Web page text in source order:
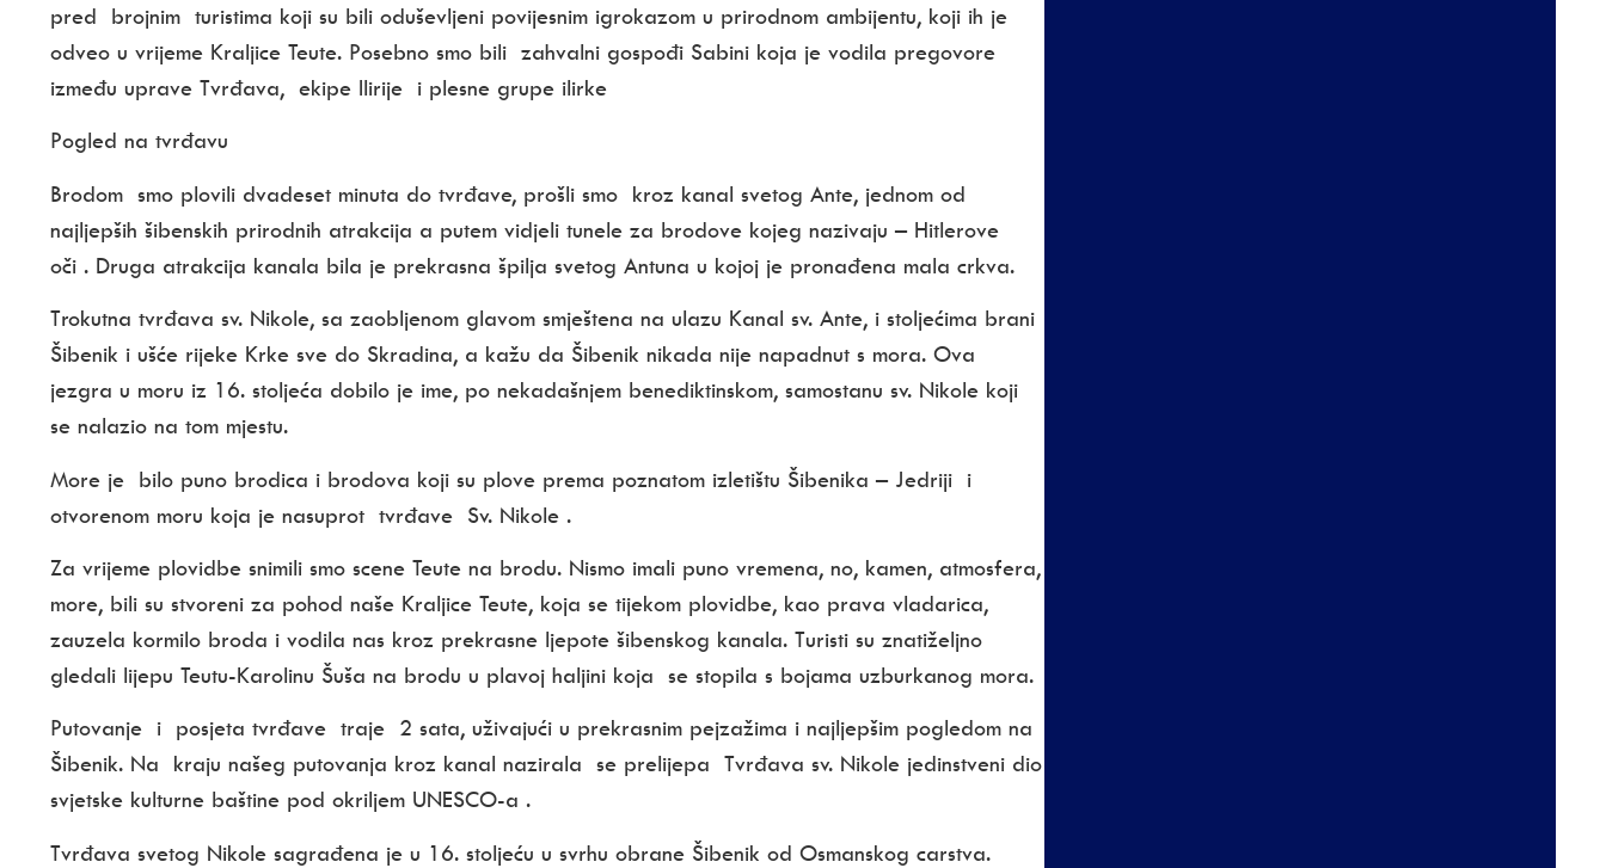
pred brojnim turistima koji su bili oduševljeni povijesnim igrokazom u prirodnom ambijentu, koji ih je
odveo u vrijeme Kraljice Teute. Posebno smo bili zahvalni gospođi Sabini koja je vodila pregovore
između uprave Tvrđava, ekipe Ilirije i plesne grupe ilirke
Pogled na tvrđavu
Brodom smo plovili dvadeset minuta do tvrđave, prošli smo kroz kanal svetog Ante, jednom od
najljepših šibenskih prirodnih atrakcija a putem vidjeli tunele za brodove kojeg nazivaju – Hitlerove
oči . Druga atrakcija kanala bila je prekrasna špilja svetog Antuna u kojoj je pronađena mala crkva.
Trokutna tvrđava sv. Nikole, sa zaobljenom glavom smještena na ulazu Kanal sv. Ante, i stoljećima brani
Šibenik i ušće rijeke Krke sve do Skradina, a kažu da Šibenik nikada nije napadnut s mora. Ova
jezgra u moru iz 16. stoljeća dobilo je ime, po nekadašnjem benediktinskom, samostanu sv. Nikole koji
se nalazio na tom mjestu.
More je bilo puno brodica i brodova koji su plove prema poznatom izletištu Šibenika – Jedriji i
otvorenom moru koja je nasuprot tvrđave Sv. Nikole .
Za vrijeme plovidbe snimili smo scene Teute na brodu. Nismo imali puno vremena, no, kamen, atmosfera,
more, bili su stvoreni za pohod naše Kraljice Teute, koja se tijekom plovidbe, kao prava vladarica,
zauzela kormilo broda i vodila nas kroz prekrasne ljepote šibenskog kanala. Turisti su znatiželjno
gledali lijepu Teutu-Karolinu Šuša na brodu u plavoj haljini koja se stopila s bojama uzburkanog mora.
Putovanje i posjeta tvrđave traje 2 sata, uživajući u prekrasnim pejzažima i najljepšim pogledom na
Šibenik. Na kraju našeg putovanja kroz kanal nazirala se prelijepa Tvrđava sv. Nikole jedinstveni dio
svjetske kulturne baštine pod okriljem UNESCO-a .
Tvrđava svetog Nikole sagrađena je u 16. stoljeću u svrhu obrane Šibenik od Osmanskog carstva.